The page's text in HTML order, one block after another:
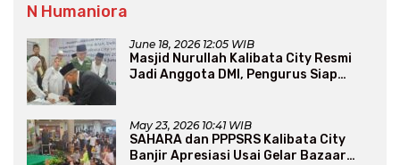
N Humaniora
June 18, 2026 12:05 WIB
Masjid Nurullah Kalibata City Resmi
Jadi Anggota DMI, Pengurus Siap
May 23, 2026 10:41 WIB
SAHARA dan PPPSRS Kalibata City
Banjir Apresiasi Usai Gelar Bazaar